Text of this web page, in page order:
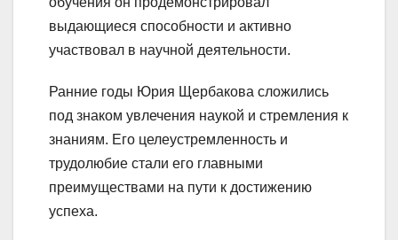
выдающиеся способности и активно
участвовал в научной деятельности.
Ранние годы Юрия Щербакова сложились
под знаком увлечения наукой и стремления к
знаниям. Его целеустремленность и
трудолюбие стали его главными
преимуществами на пути к достижению
успеха.